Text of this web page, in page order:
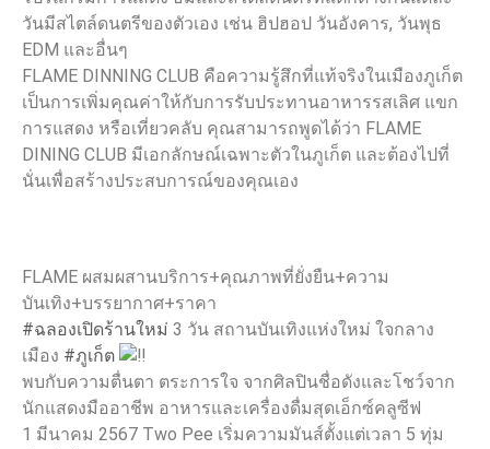
วันมีสไตล์ดนตรีของตัวเอง เช่น ฮิปฮอป วันอังคาร, วันพุธ
EDM และอื่นๆ
FLAME DINNING CLUB คือความรู้สึกที่แท้จริงในเมืองภูเก็ต
เป็นการเพิ่มคุณค่าให้กับการรับประทานอาหารรสเลิศ แขก
การแสดง หรือเที่ยวคลับ คุณสามารถพูดได้ว่า FLAME
DINING CLUB มีเอกลักษณ์เฉพาะตัวในภูเก็ต และต้องไปที่
นั่นเพื่อสร้างประสบการณ์ของคุณเอง
FLAME ผสมผสานบริการ+คุณภาพที่ยั่งยืน+ความ
บันเทิง+บรรยากาศ+ราคา
#ฉลองเปิดร้านใหม่ 3 วัน สถานบันเทิงแห่งใหม่ ใจกลาง
เมือง #ภูเก็ต
พบกับความตื่นตา ตระการใจ จากศิลปินชื่อดังและโชว์จาก
นักแสดงมืออาชีพ อาหารและเครื่องดื่มสุดเอ็กซ์คลูซีฟ
1 มีนาคม 2567 Two Pee เริ่มความมันส์ตั้งแต่เวลา 5 ทุ่ม